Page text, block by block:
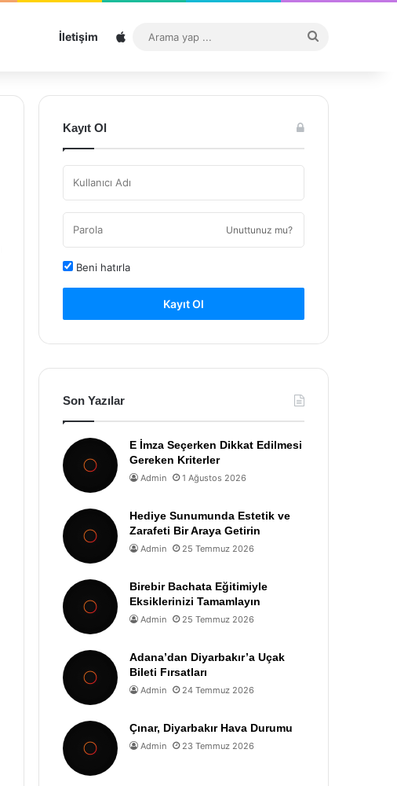
İletişim Sitemap
...
Kayıt Ol
Unuttunuz mu?
Beni hatırla
Kayıt Ol
Son Yazılar
E İmza Seçerken Dikkat Edilmesi
Gereken Kriterler
Admin 1 Ağustos 2026
Hediye Sunumunda Estetik ve
Zarafeti Bir Araya Getirin
Admin 25 Temmuz 2026
Birebir Bachata Eğitimiyle
Eksiklerinizi Tamamlayın
Admin 25 Temmuz 2026
Adana’dan Diyarbakır’a Uçak
Bileti Fırsatları
Admin 24 Temmuz 2026
Çınar, Diyarbakır Hava Durumu
Admin 23 Temmuz 2026